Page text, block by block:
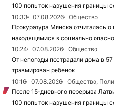
100 попыток нарушения границы
10:33
07.08.2026
Общество
Прокуратура Минска отчиталась о
находящимися в социально
10:24
07.08.2026
Общество
От непогоды пострадали дома в
травмирован ребенок
10:16
07.08.2026
Общество,
После 15-дневного перерыва
100 попыток нарушения границы